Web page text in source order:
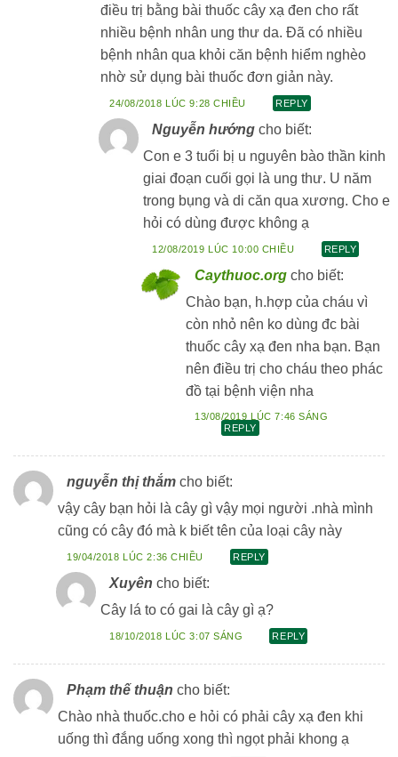
điều trị bằng bài thuốc cây xạ đen cho rất
nhiều bệnh nhân ung thư da. Đã có nhiều
bệnh nhân qua khỏi căn bệnh hiểm nghèo
nhờ sử dụng bài thuốc đơn giản này.
24/08/2018 LÚC 9:28 CHIỀU REPLY
Nguyễn hướng cho biết:
Con e 3 tuổi bị u nguyên bào thần kinh
giai đoạn cuối gọi là ung thư. U năm
trong bụng và di căn qua xương. Cho e
hỏi có dùng được không ạ
12/08/2019 LÚC 10:00 CHIỀU REPLY
Caythuoc.org cho biết:
Chào bạn, h.hợp của cháu vì
còn nhỏ nên ko dùng đc bài
thuốc cây xạ đen nha bạn. Bạn
nên điều trị cho cháu theo phác
đồ tại bệnh viện nha
13/08/2019 LÚC 7:46 SÁNG
REPLY
nguyễn thị thắm cho biết:
vậy cây bạn hỏi là cây gì vậy mọi người .nhà mình
cũng có cây đó mà k biết tên của loại cây này
19/04/2018 LÚC 2:36 CHIỀU REPLY
Xuyên cho biết:
Cây lá to có gai là cây gì ạ?
18/10/2018 LÚC 3:07 SÁNG REPLY
Phạm thế thuận cho biết:
Chào nhà thuốc.cho e hỏi có phải cây xạ đen khi
uống thì đắng uống xong thì ngọt phải khong ạ